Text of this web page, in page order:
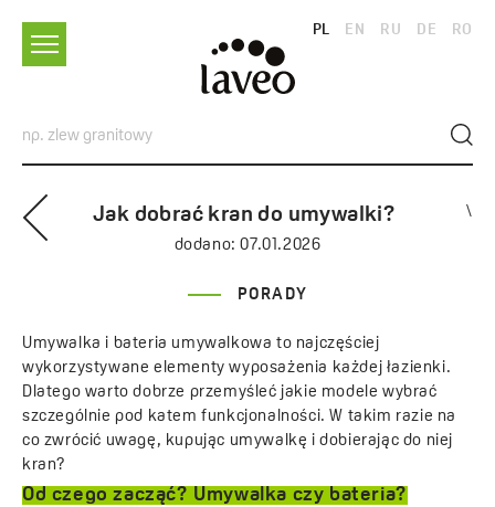
PL EN RU DE RO
Jak dobrać kran do umywalki?
\
dodano:07.01.2026
PORADY
Umywalka i bateria umywalkowa to najczęściej
wykorzystywane elementy wyposażenia każdej łazienki.
Dlatego warto dobrze przemyśleć jakie modele wybrać
szczególnie pod katem funkcjonalności. W takim razie na
co zwrócić uwagę, kupując umywalkę i dobierając do niej
kran?
Od czego zacząć? Umywalka czy bateria?